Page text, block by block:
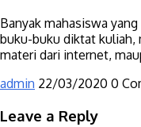
Banyak mahasiswa
buku-buku diktat kuliah,
materi dari internet,
admin 22/03/2020 0
Leave a Reply